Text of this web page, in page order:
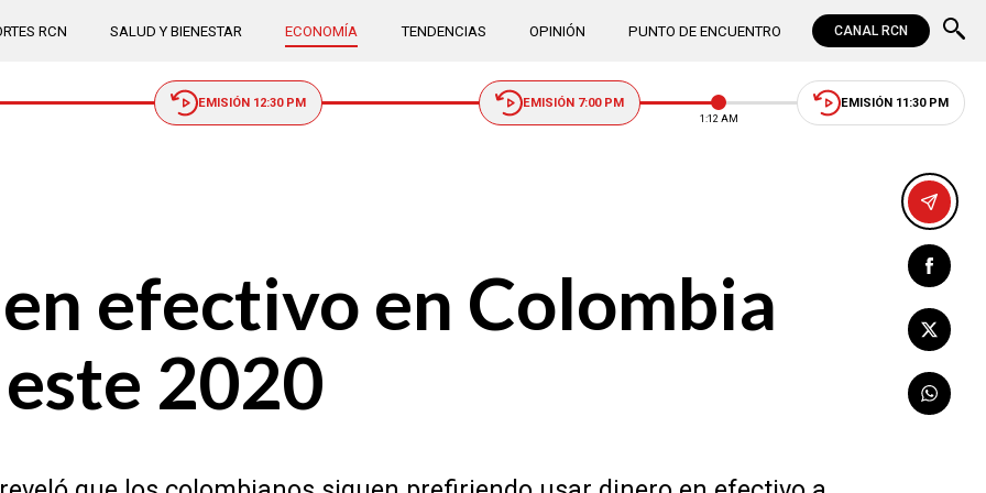
RCN SALUD Y BIENESTAR ECONOMÍA TENDENCIAS OPINIÓN PUNTO DE ENCUENTRO CANAL RCN
EMISIÓN 12:30 PM EMISIÓN 7:00 PM
1:12 AM
EMISIÓN 11:30 PM
efectivo en Colombia
2020